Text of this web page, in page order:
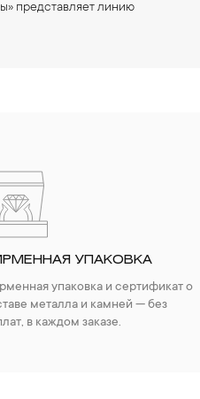
представляет линию
УПАКОВКА
упаковка и сертификат о
металла и камней — без
в каждом заказе.